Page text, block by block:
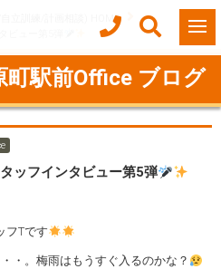
立訓練/計画相談) HOME
ビュー第5弾
町駅前Office ブログ
ッフインタビュー第5弾
フTです
・。梅雨はもうすぐ入るのかな？